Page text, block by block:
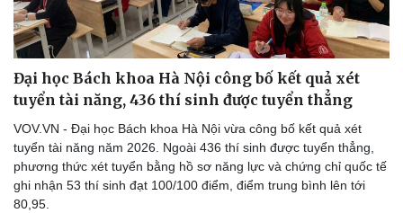
Doanh nghiệp
Thông tin doanh nghiệp
Doanh nghiệp 24h
Doanh nhân
Vì cộng đồng
Công nghệ
Sành điệu
Tin Công nghệ
Trải nghiệm
Chuyển đổi số
Đại học Bách khoa Hà Nội công bố kết quả xét
tuyển tài năng, 436 thí sinh được tuyển thẳng
VOV.VN - Đại học Bách khoa Hà Nội vừa công bố kết quả xét
tuyển tài năng năm 2026. Ngoài 436 thí sinh được tuyển thẳng,
phương thức xét tuyển bằng hồ sơ năng lực và chứng chỉ quốc tế
ghi nhận 53 thí sinh đạt 100/100 điểm, điểm trung bình lên tới
80,95.